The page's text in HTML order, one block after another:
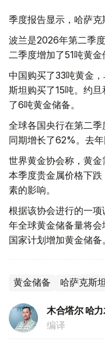
季度报告显示，哈萨克
波兰是2026年第二季
二季度增加了51吨黄金
中国购买了33吨黄金
斯坦购买了15吨。约
了6吨黄金储备。
全球各国央行在第二
同期增长了62%。去年
世界黄金协会称，黄金
本季度贵金属价格下
素的影响。
根据该协会进行的一
年全球黄金储备量将
国家计划增加黄金储备。
黄金储备 哈萨克斯坦
木合塔尔 哈
编译